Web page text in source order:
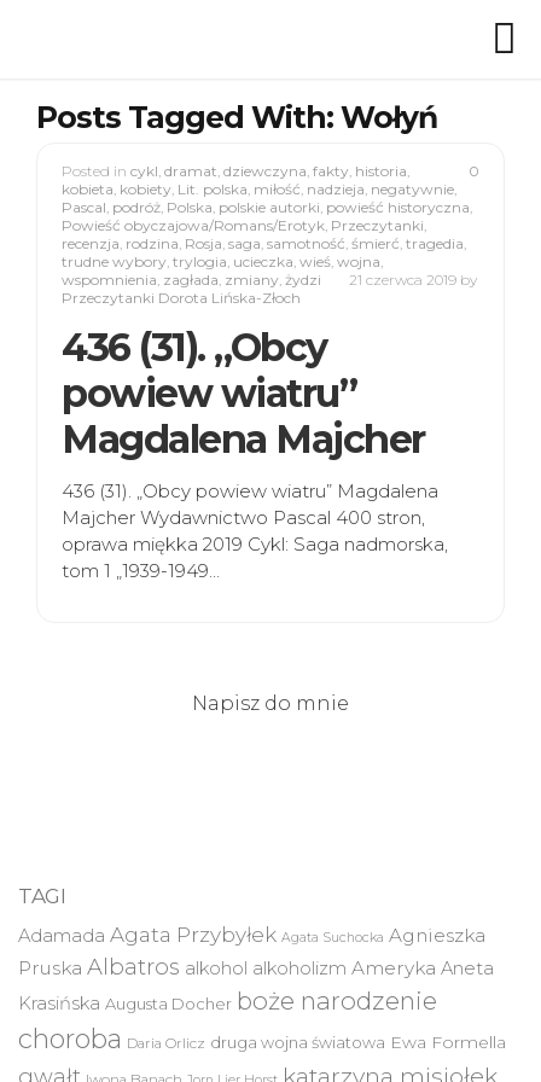
Posts Tagged With: Wołyń
0
Posted in cykl, dramat, dziewczyna, fakty, historia,
kobieta, kobiety, Lit. polska, miłość, nadzieja, negatywnie,
Pascal, podróż, Polska, polskie autorki, powieść historyczna,
Powieść obyczajowa/Romans/Erotyk, Przeczytanki,
recenzja, rodzina, Rosja, saga, samotność, śmierć, tragedia,
trudne wybory, trylogia, ucieczka, wieś, wojna,
wspomnienia, zagłada, zmiany, żydzi 21 czerwca 2019 by
Przeczytanki Dorota Lińska-Złoch
436 (31). „Obcy
powiew wiatru”
Magdalena Majcher
436 (31). „Obcy powiew wiatru” Magdalena
Majcher Wydawnictwo Pascal 400 stron,
oprawa miękka 2019 Cykl: Saga nadmorska,
tom 1 „1939-1949…
Napisz do mnie
TAGI
Adamada Agata Przybyłek Agata Suchocka Agnieszka
Pruska Albatros alkohol alkoholizm Ameryka Aneta
Krasińska Augusta Docher boże narodzenie
choroba Daria Orlicz druga wojna światowa Ewa Formella
katarzyna misiołek